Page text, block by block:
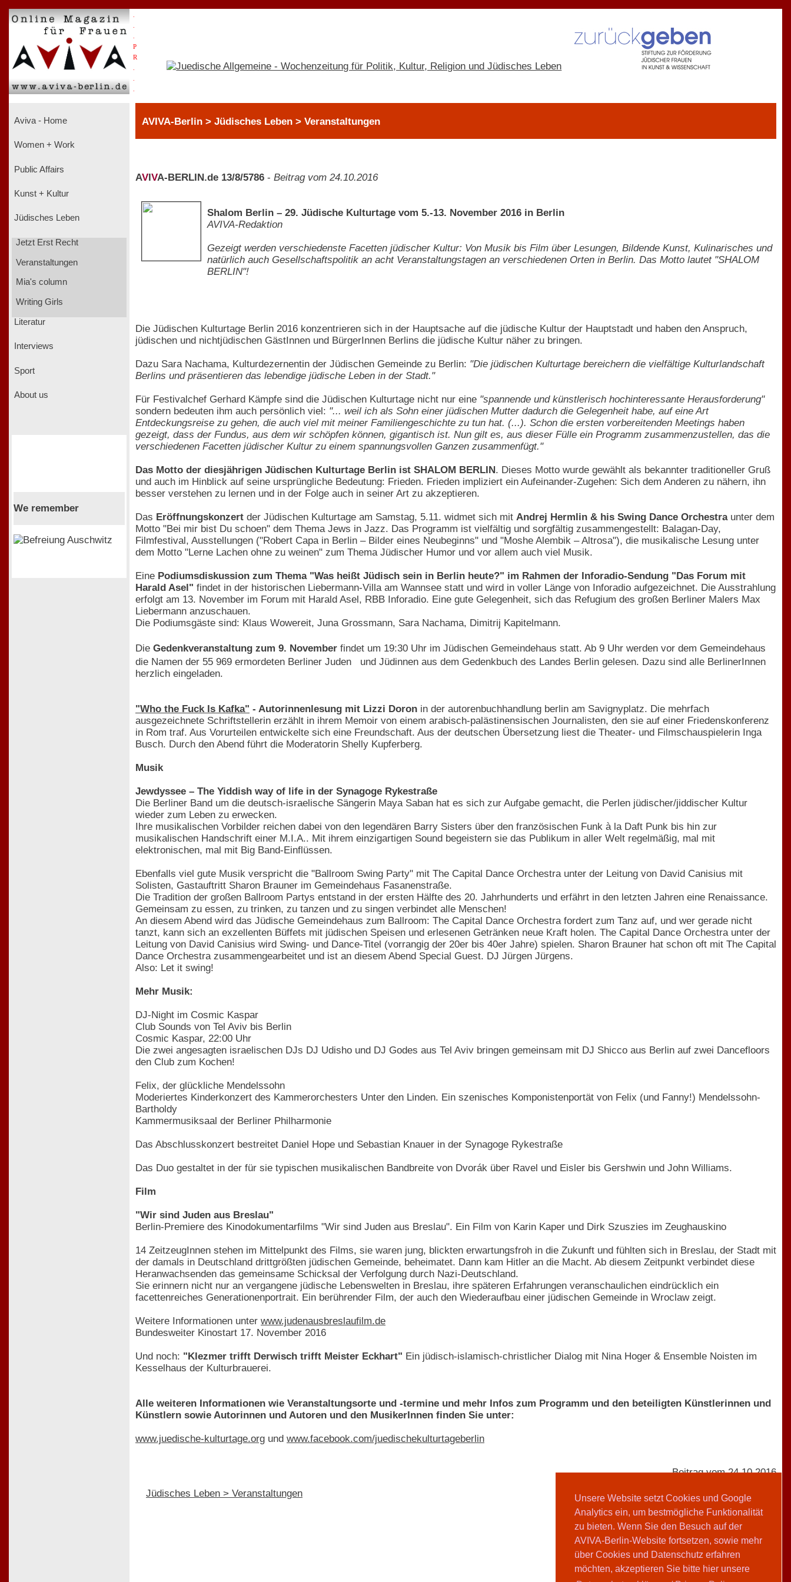
Unsere Website setzt Cookies und Google
Analytics ein, um bestmögliche Funktionalität
zu bieten. Wenn Sie den Besuch auf der
AVIVA-Berlin-Website fortsetzen, sowie mehr
über Cookies und Datenschutz erfahren
möchten, akzeptieren Sie bitte hier unsere
P
R
Aviva - Home
Women + Work
Public Affairs
Kunst + Kultur
Jüdisches Leben
Jetzt Erst Recht
Veranstaltungen
Mia's column
Writing Girls
Literatur
Interviews
Sport
About us
We remember
AVIVA-Berlin > Jüdisches Leben > Veranstaltungen
AV VA-BERLIN.de 13/8/5786 - Beitrag vom 24.10.2016
Shalom Berlin – 29. Jüdische Kulturtage vom 5.-13. November 2016 in Berlin
AVIVA-Redaktion
Gezeigt werden verschiedenste Facetten jüdischer Kultur: Von Musik bis Film über Lesungen, Bildende Kunst, Kulinarisches und
natürlich auch Gesellschaftspolitik an acht Veranstaltungstagen an verschiedenen Orten in Berlin. Das Motto lautet "SHALOM
BERLIN"!
Die Jüdischen Kulturtage Berlin 2016 konzentrieren sich in der Hauptsache auf die jüdische Kultur der Hauptstadt und haben den Anspruch,
jüdischen und nichtjüdischen GästInnen und BürgerInnen Berlins die jüdische Kultur näher zu bringen.
Dazu Sara Nachama, Kulturdezernentin der Jüdischen Gemeinde zu Berlin: "Die jüdischen Kulturtage bereichern die vielfältige Kulturlandschaft
Berlins und präsentieren das lebendige jüdische Leben in der Stadt."
Für Festivalchef Gerhard Kämpfe sind die Jüdischen Kulturtage nicht nur eine "spannende und künstlerisch hochinteressante Herausforderung"
sondern bedeuten ihm auch persönlich viel: "... weil ich als Sohn einer jüdischen Mutter dadurch die Gelegenheit habe, auf eine Art
Entdeckungsreise zu gehen, die auch viel mit meiner Familiengeschichte zu tun hat. (...). Schon die ersten vorbereitenden Meetings haben
gezeigt, dass der Fundus, aus dem wir schöpfen können, gigantisch ist. Nun gilt es, aus dieser Fülle ein Programm zusammenzustellen, das die
verschiedenen Facetten jüdischer Kultur zu einem spannungsvollen Ganzen zusammenfügt."
Das Motto der diesjährigen Jüdischen Kulturtage Berlin ist SHALOM BERLIN. Dieses Motto wurde gewählt als bekannter traditioneller Gruß
und auch im Hinblick auf seine ursprüngliche Bedeutung: Frieden. Frieden impliziert ein Aufeinander-Zugehen: Sich dem Anderen zu nähern, ihn
besser verstehen zu lernen und in der Folge auch in seiner Art zu akzeptieren.
Das Eröffnungskonzert der Jüdischen Kulturtage am Samstag, 5.11. widmet sich mit Andrej Hermlin & his Swing Dance Orchestraunter dem
Motto "Bei mir bist Du schoen" dem Thema Jews in Jazz. Das Programm ist vielfältig und sorgfältig zusammengestellt: Balagan-Day,
Filmfestival, Ausstellungen ("Robert Capa in Berlin – Bilder eines Neubeginns" und "Moshe Alembik – Altrosa"), die musikalische Lesung unter
dem Motto "Lerne Lachen ohne zu weinen" zum Thema Jüdischer Humor und vor allem auch viel Musik.
Eine Podiumsdiskussion zum Thema "Was heißt Jüdisch sein in Berlin heute?" im Rahmen der Inforadio-Sendung "Das Forum mit
Harald Asel" findet in der historischen Liebermann-Villa am Wannsee statt und wird in voller Länge von Inforadio aufgezeichnet. Die Ausstrahlung
erfolgt am 13. November im Forum mit Harald Asel, RBB Inforadio. Eine gute Gelegenheit, sich das Refugium des großen Berliner Malers Max
Liebermann anzuschauen.
Die Podiumsgäste sind: Klaus Wowereit, Juna Grossmann, Sara Nachama, Dimitrij Kapitelmann.
Die Gedenkveranstaltung zum 9. November findet um 19:30 Uhr im Jüdischen Gemeindehaus statt. Ab 9 Uhr werden vor dem Gemeindehaus
die Namen der 55 969 ermordeten Berliner Juden und Jüdinnen aus dem Gedenkbuch des Landes Berlin gelesen. Dazu sind alle BerlinerInnen
herzlich eingeladen.
"Who the Fuck Is Kafka" - Autorinnenlesung mit Lizzi Doron in der autorenbuchhandlung berlin am Savignyplatz. Die mehrfach
ausgezeichnete Schriftstellerin erzählt in ihrem Memoir von einem arabisch-palästinensischen Journalisten, den sie auf einer Friedenskonferenz
in Rom traf. Aus Vorurteilen entwickelte sich eine Freundschaft. Aus der deutschen Übersetzung liest die Theater- und Filmschauspielerin Inga
Busch. Durch den Abend führt die Moderatorin Shelly Kupferberg.
Musik
Jewdyssee – The Yiddish way of life in der Synagoge Rykestraße
Die Berliner Band um die deutsch-israelische Sängerin Maya Saban hat es sich zur Aufgabe gemacht, die Perlen jüdischer/jiddischer Kultur
wieder zum Leben zu erwecken.
Ihre musikalischen Vorbilder reichen dabei von den legendären Barry Sisters über den französischen Funk à la Daft Punk bis hin zur
musikalischen Handschrift einer M.I.A.. Mit ihrem einzigartigen Sound begeistern sie das Publikum in aller Welt regelmäßig, mal mit
elektronischen, mal mit Big Band-Einflüssen.
Ebenfalls viel gute Musik verspricht die "Ballroom Swing Party" mit The Capital Dance Orchestra unter der Leitung von David Canisius mit
Solisten, Gastauftritt Sharon Brauner im Gemeindehaus Fasanenstraße.
Die Tradition der großen Ballroom Partys entstand in der ersten Hälfte des 20. Jahrhunderts und erfährt in den letzten Jahren eine Renaissance.
Gemeinsam zu essen, zu trinken, zu tanzen und zu singen verbindet alle Menschen!
An diesem Abend wird das Jüdische Gemeindehaus zum Ballroom: The Capital Dance Orchestra fordert zum Tanz auf, und wer gerade nicht
tanzt, kann sich an exzellenten Büffets mit jüdischen Speisen und erlesenen Getränken neue Kraft holen. The Capital Dance Orchestra unter der
Leitung von David Canisius wird Swing- und Dance-Titel (vorrangig der 20er bis 40er Jahre) spielen. Sharon Brauner hat schon oft mit The Capital
Dance Orchestra zusammengearbeitet und ist an diesem Abend Special Guest. DJ Jürgen Jürgens.
Also: Let it swing!
Mehr Musik:
DJ-Night im Cosmic Kaspar
Club Sounds von Tel Aviv bis Berlin
Cosmic Kaspar, 22:00 Uhr
Die zwei angesagten israelischen DJs DJ Udisho und DJ Godes aus Tel Aviv bringen gemeinsam mit DJ Shicco aus Berlin auf zwei Dancefloors
den Club zum Kochen!
Felix, der glückliche Mendelssohn
Moderiertes Kinderkonzert des Kammerorchesters Unter den Linden. Ein szenisches Komponistenportät von Felix (und Fanny!) Mendelssohn-
Bartholdy
Kammermusiksaal der Berliner Philharmonie
Das Abschlusskonzert bestreitet Daniel Hope und Sebastian Knauer in der Synagoge Rykestraße
Das Duo gestaltet in der für sie typischen musikalischen Bandbreite von Dvorák über Ravel und Eisler bis Gershwin und John Williams.
Film
"Wir sind Juden aus Breslau"
Berlin-Premiere des Kinodokumentarfilms "Wir sind Juden aus Breslau". Ein Film von Karin Kaper und Dirk Szuszies im Zeughauskino
14 ZeitzeugInnen stehen im Mittelpunkt des Films, sie waren jung, blickten erwartungsfroh in die Zukunft und fühlten sich in Breslau, der Stadt mit
der damals in Deutschland drittgrößten jüdischen Gemeinde, beheimatet. Dann kam Hitler an die Macht. Ab diesem Zeitpunkt verbindet diese
Heranwachsenden das gemeinsame Schicksal der Verfolgung durch Nazi-Deutschland.
Sie erinnern nicht nur an vergangene jüdische Lebenswelten in Breslau, ihre späteren Erfahrungen veranschaulichen eindrücklich ein
facettenreiches Generationenportrait. Ein berührender Film, der auch den Wiederaufbau einer jüdischen Gemeinde in Wroclaw zeigt.
Weitere Informationen unter www.judenausbreslaufilm.de
Bundesweiter Kinostart 17. November 2016
Und noch: "Klezmer trifft Derwisch trifft Meister Eckhart" Ein jüdisch-islamisch-christlicher Dialog mit Nina Hoger & Ensemble Noisten im
Kesselhaus der Kulturbrauerei.
Alle weiteren Informationen wie Veranstaltungsorte und -termine und mehr Infos zum Programm und den beteiligten Künstlerinnen und
Künstlern sowie Autorinnen und Autoren und den MusikerInnen finden Sie unter:
www.juedische-kulturtage.org und www.facebook.com/juedischekulturtageberlin
Jüdisches Leben > Veranstaltungen
Beitrag vom 24.10.2016
AVIVA-Redaktion
Teilen